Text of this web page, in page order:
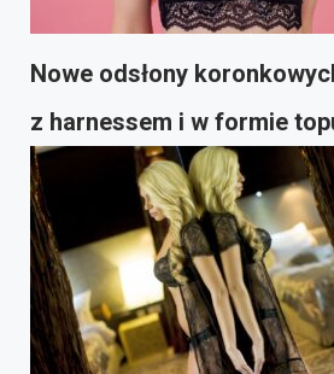
Nowe odsłony
z harnessem i w formie